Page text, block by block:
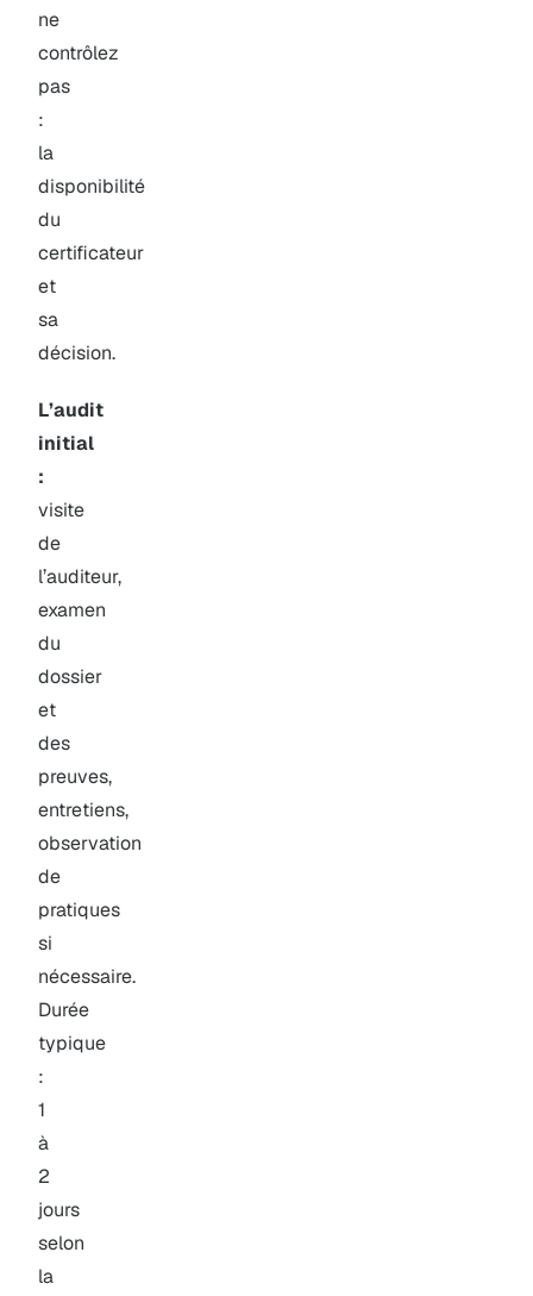
ne
contrôlez
pas
:
la
disponibilité
du
certificateur
et
sa
décision.
L’audit
initial
:
visite
de
l’auditeur,
examen
du
dossier
et
des
preuves,
entretiens,
observation
de
pratiques
si
nécessaire.
Durée
typique
:
1
à
2
jours
selon
la